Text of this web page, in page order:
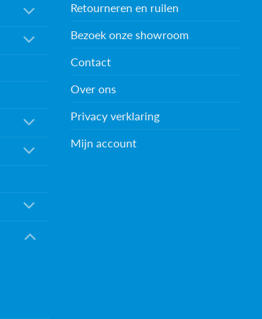
Retourneren en ruilen
Bezoek onze showroom
Contact
Over ons
Privacy verklaring
Mijn account